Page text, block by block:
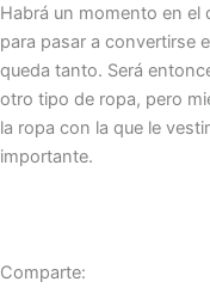
Habrá un momento en el
para pasar a convertirse
queda tanto. Será
otro tipo de ropa, pero
la ropa con la que le
importante.
Comparte: